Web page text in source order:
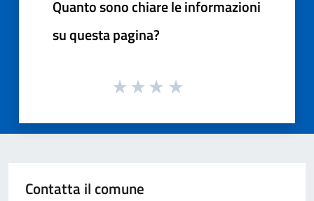
Quanto sono chiare le informazioni
su questa pagina?
Contatta il comune